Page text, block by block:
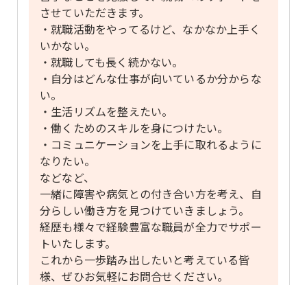
させていただきます。
・就職活動をやってるけど、なかなか上手く
いかない。
・就職しても長く続かない。
・自分はどんな仕事が向いているか分からな
い。
・生活リズムを整えたい。
・働くためのスキルを身につけたい。
・コミュニケーションを上手に取れるように
なりたい。
などなど、
一緒に障害や病気との付き合い方を考え、自
分らしい働き方を見つけていきましょう。
経歴も様々で経験豊富な職員が全力でサポー
トいたします。
これから一歩踏み出したいと考えている皆
様、ぜひお気軽にお問合せください。